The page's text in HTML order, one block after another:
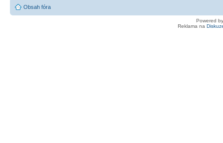
Obsah fóra
Powered
Reklama na